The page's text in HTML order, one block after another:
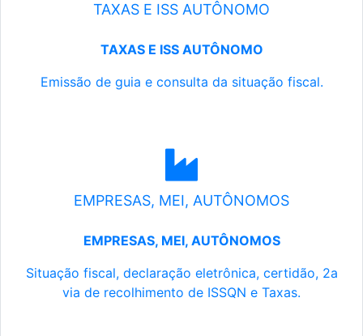
TAXAS E ISS AUTÔNOMO
TAXAS E ISS AUTÔNOMO
Emissão de guia e consulta da situação fiscal.
EMPRESAS, MEI, AUTÔNOMOS
EMPRESAS, MEI, AUTÔNOMOS
Situação fiscal, declaração eletrônica, certidão, 2a
via de recolhimento de ISSQN e Taxas.